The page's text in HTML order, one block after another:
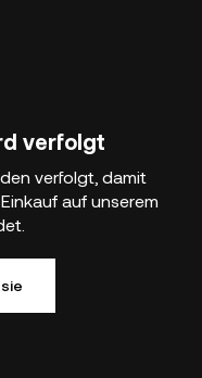
verfolgt
verfolgt, damit
auf unserem